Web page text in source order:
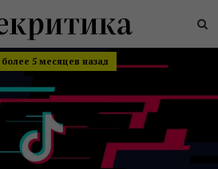
более 5 месяцев назад